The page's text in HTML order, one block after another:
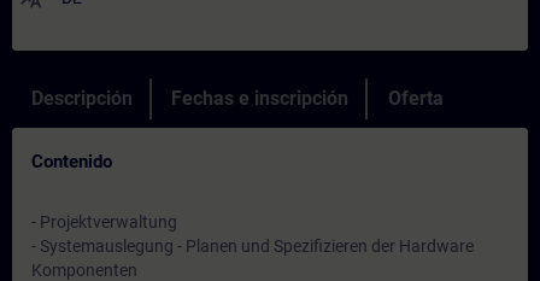
Descripción Fechas e inscripción Oferta
Contenido
- Projektverwaltung
- Systemauslegung - Planen und Spezifizieren der Hardware
Komponenten